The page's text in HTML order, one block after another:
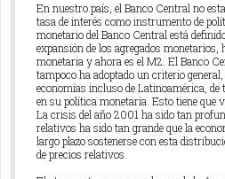
En nuestro país, el Banco Central no
tasa de interés como instrumento de
monetario del Banco Central está
expansión de los agregados monetarios,
monetaria y ahora es el M2. El Banco
tampoco ha adoptado un criterio
economías incluso de Latinoamérica, de
en su política monetaria. Esto tiene que
La crisis del año 2001 ha sido tan
relativos ha sido tan grande que la
largo plazo sostenerse con esta
de precios relativos.